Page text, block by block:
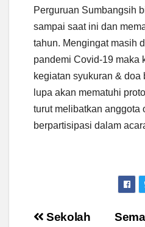
Perguruan Sumbangsih
sampai saat ini dan
tahun. Mengingat masih
pandemi Covid-19 maka
kegiatan syukuran & doa
lupa akan mematuhi
turut melibatkan anggota
berpartisipasi dalam
Post
Sekolah